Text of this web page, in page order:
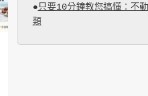
●只要10分鐘教您搞懂：不
類